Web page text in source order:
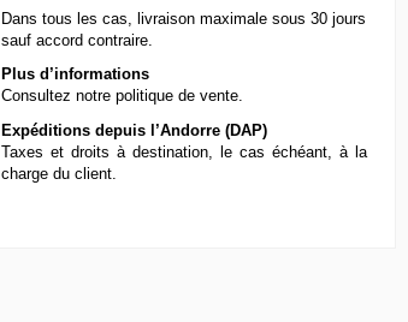
Dans tous les cas, livraison maximale sous 30 jours
sauf accord contraire.
Plus d’informations
Consultez notre politique de vente.
Expéditions depuis l’Andorre (DAP)
Taxes et droits à destination, le cas échéant, à la
charge du client.